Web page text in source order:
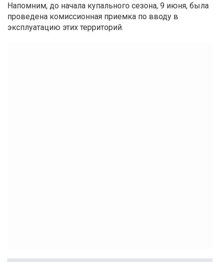
Напомним, до начала купального сезона, 9 июня, была
проведена комиссионная приемка по вводу в
эксплуатацию этих территорий.